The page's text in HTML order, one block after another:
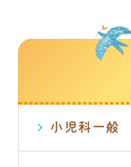
小児科一般